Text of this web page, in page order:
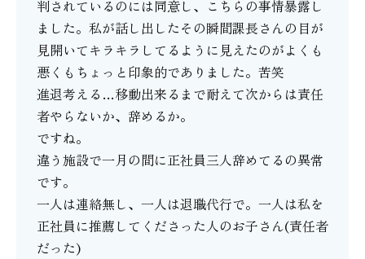
判されているのには同意し、こちらの事情暴露し
ました。私が話し出したその瞬間課長さんの目が
見開いてキラキラしてるように見えたのがよくも
悪くもちょっと印象的でありました。苦笑
進退考える…移動出来るまで耐えて次からは責任
者やらないか、辞めるか。
ですね。
違う施設で一月の間に正社員三人辞めてるの異常
です。
一人は連絡無し、一人は退職代行で。一人は私を
正社員に推薦してくださった人のお子さん(責任者
だった)